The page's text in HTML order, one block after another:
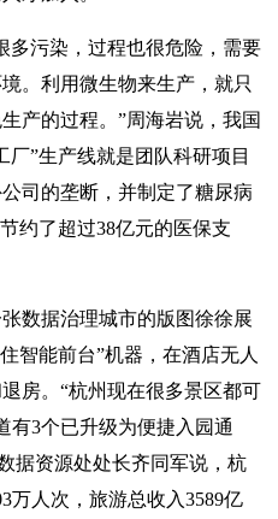
多污染，过程也很危险，需要
。利用微生物来生产，就只
产的过程。”周海岩说，我国
”生产线就是团队科研项目
司的垄断，并制定了糖尿病
约了超过38亿元的医保支
数据治理城市的版图徐徐展
智能前台”机器，在酒店无人
房。“杭州现在很多景区都可
有3个已升级为便捷入园通
据资源处处长齐同军说，杭
万人次，旅游总收入3589亿